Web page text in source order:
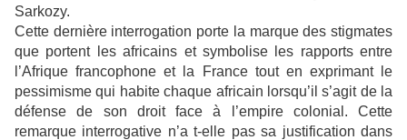
Sarkozy.
Cette dernière interrogation porte la marque des stigmates
que portent les africains et symbolise les rapports entre
l’Afrique francophone et la France tout en exprimant le
pessimisme qui habite chaque africain lorsqu’il s’agit de la
défense de son droit face à l’empire colonial. Cette
remarque interrogative n’a t-elle pas sa justification dans